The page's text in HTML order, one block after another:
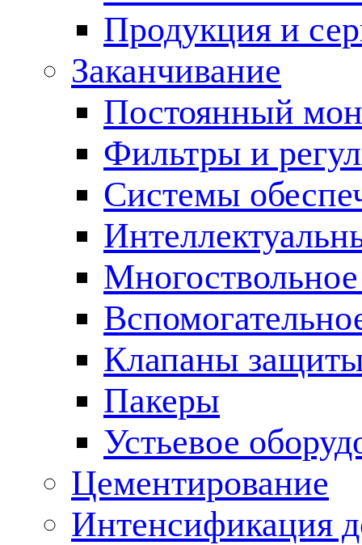
Продукция и
Заканчивание
Постоянный
Фильтры и
Cистемы
Клапаны
Пакеры
Устьевое
Цементирование
Интенсификация